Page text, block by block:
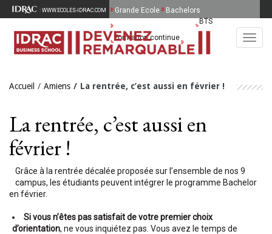
: WWW.ECOLES-IDRAC.COM Grande Ecole
Bachelors
BTS
Formation continue
English version
Accueil Amiens La rentrée, c’est aussi en février !
La rentrée, c’est aussi en
février !
Grâce à la rentrée décalée proposée sur l’ensemble de nos 9
campus, les étudiants peuvent intégrer le programme Bachelor
en février.
Si vous n’êtes pas satisfait de votre premier choix
d’orientation, ne vous inquiétez pas. Vous avez le temps de